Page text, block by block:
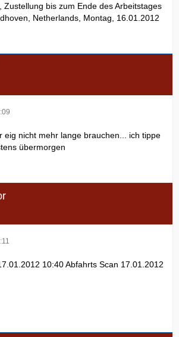
Zustellung bis zum Ende des Arbeitstages
Netherlands, Montag, 16.01.2012
eig nicht mehr lange brauchen... ich tippe
übermorgen
10:40 Abfahrts Scan 17.01.2012